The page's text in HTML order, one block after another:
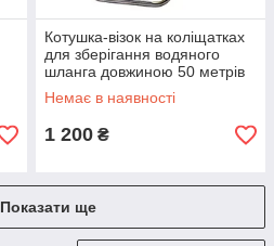
Котушка-візок на коліщатках
для зберігання водяного
шланга довжиною 50 метрів
1/2 дюйма LH-4214
Немає в наявності
1 200 ₴
Показати ще